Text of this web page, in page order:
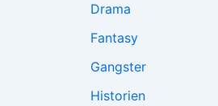
Drama
Fantasy
Gangster
Historien